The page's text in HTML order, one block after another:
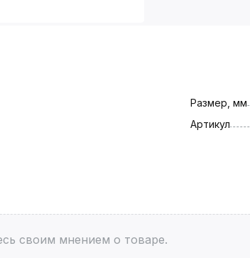
Размер, мм
Артикул
своим мнением о товаре.